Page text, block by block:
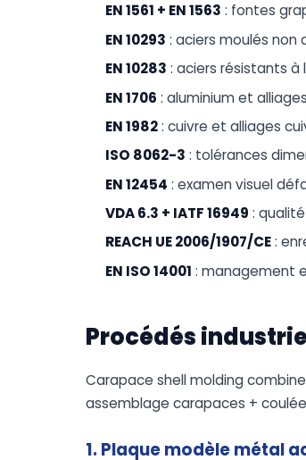
EN 1561 + EN 1563 : fontes
EN 10293 : aciers moulés non
EN 10283 : aciers résistants à
EN 1706 : aluminium et
EN 1982: cuivre et alliages
ISO 8062-3 : tolérances
EN 12454 : examen visuel
VDA 6.3 + IATF 16949 :
REACH UE 2006/1907/CE:
EN ISO 14001 : management
Procédés
Carapace shell molding
assemblage carapaces +
1. Plaque modèle métal